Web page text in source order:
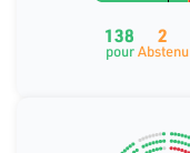
138
pour
2
Abstenu